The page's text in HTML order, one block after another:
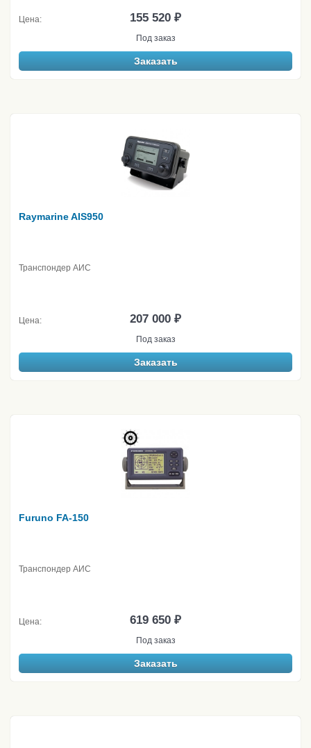
Цена: 155 520 ₽
Под заказ
Заказать
Raymarine AIS950
Транспондер АИС
Цена: 207 000 ₽
Под заказ
Заказать
Furuno FA-150
Транспондер АИС
Цена: 619 650 ₽
Под заказ
Заказать